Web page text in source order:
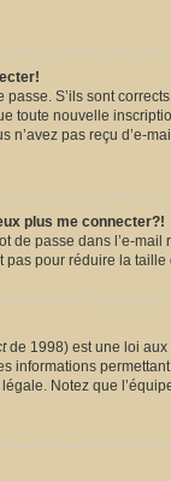
passe. S’ils sont
toute nouvelle
n’avez pas reçu d’e-
plus me connecter?!
de passe dans l’e-
pour réduire la
de 1998) est une loi aux
informations
Notez que